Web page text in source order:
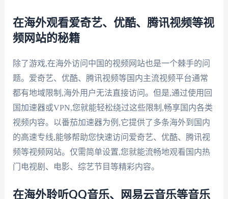
在海外观看爱奇艺、优酷、腾讯视频等视
频网站的秘籍
除了游戏,在海外访问中国的视频网站也是一个棘手的问
题。爱奇艺、优酷、腾讯视频等国内主流视频平台通常
都有地域限制,海外用户无法直接访问。但是,通过使用回
国加速器或VPN,您就能轻松绕过这些限制,畅享国内各类
视频内容。以番茄加速器为例,它提供了多条海外到国内
的高速专线,能够帮助您快速访问爱奇艺、优酷、腾讯视
频等视频网站。仅需简单设置,您就能流畅地观看国内热
门电视剧、电影、综艺节目等精彩内容。
在海外聆听QQ音乐、网易云音乐等音乐